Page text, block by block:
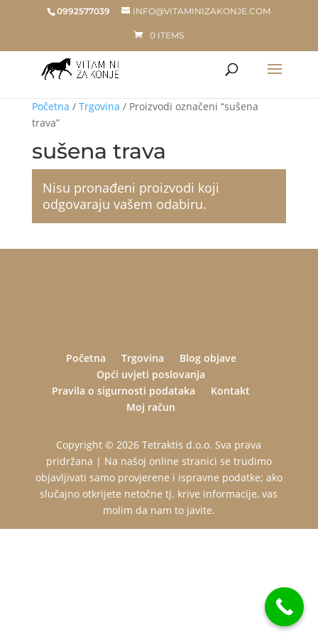
0992577039 INFO@VITAMINIZAKONJE.COM
0 ITEMS
Početna / Trgovina / Proizvodi označeni “sušena
trava”
sušena trava
Nisu pronađeni proizvodi koji
odgovaraju vašem odabiru.
Početna Trgovina
Blog objave
Opći uvjeti poslovanja
Pravila o sigurnosti podataka
Kontakt
Moj račun
Copyright © 2026 Tetraktis d.o.o. Sva prava
pridržana | Na našoj online stranici se trudimo
objavljivati samo provjerene i ispravne podatke; ako
slučajno otkrijete netočne tj. krive informacije, vas
molim da nam to javite.